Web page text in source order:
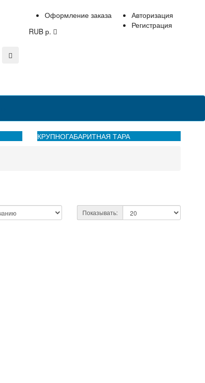
Авторизация
Регистрация
Оформление заказа
RUB р.
КРУПНОГАБАРИТНАЯ ТАРА
Показывать: